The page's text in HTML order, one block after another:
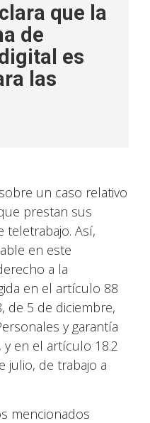
que la
de
es
las
un caso relativo
prestan sus
teletrabajo. Así,
en este
a la
en el artículo 88
de 5 de diciembre,
y garantía
en el artículo 18.2
julio, de trabajo a
mencionados